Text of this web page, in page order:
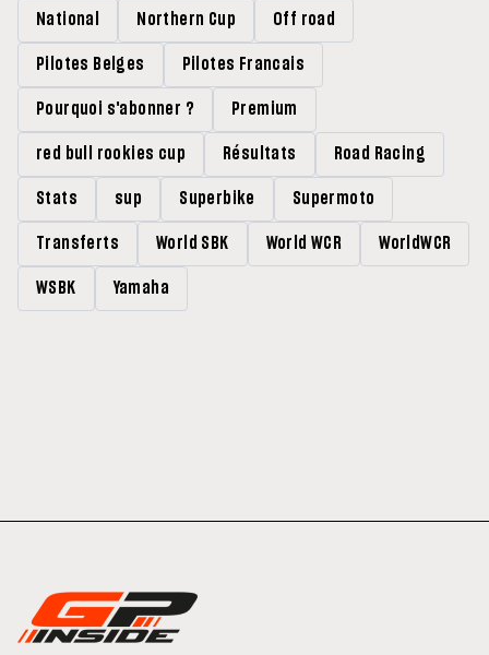
National Northern Cup Off road
Pilotes Belges Pilotes Francais
Pourquoi s'abonner ? Premium
red bull rookies cup Résultats Road Racing
Stats sup Superbike Supermoto
Transferts World SBK World WCR WorldWCR
WSBK Yamaha